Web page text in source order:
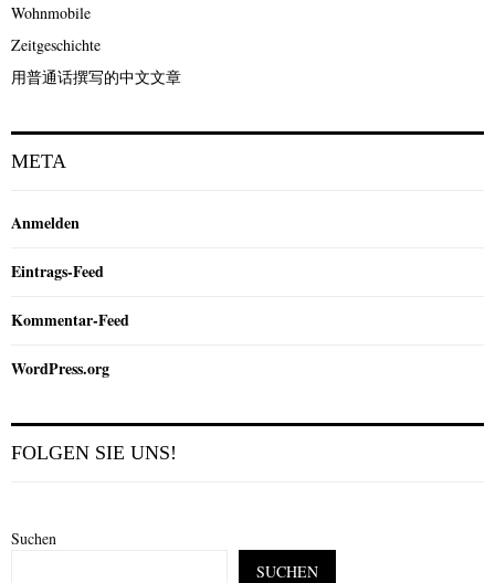
Wohnmobile
Zeitgeschichte
用普通话撰写的中文文章
META
Anmelden
Eintrags-Feed
Kommentar-Feed
WordPress.org
FOLGEN SIE UNS!
Suchen
SUCHEN